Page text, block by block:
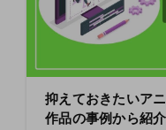
抑えておきたいア
作品の事例から紹介